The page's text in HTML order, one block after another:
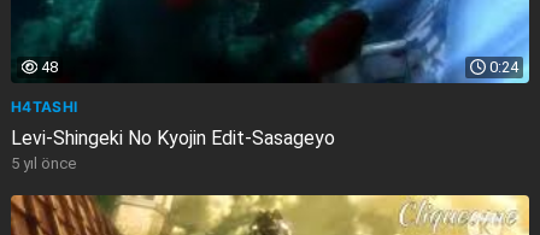
0:24
48
H4TASHI
Levi-Shingeki No Kyojin Edit-Sasageyo
5 yıl önce